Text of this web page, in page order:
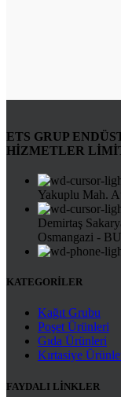
ETS GRUP
HİZMETLER
Yakuplu Mah.
Demirtaş
Osmangazi -
KATEGORİLER
Kağıt Grubu
Poşet Ürünleri
Gıda Ürünleri
Kırtasiye
FAYDALI LİNKLER